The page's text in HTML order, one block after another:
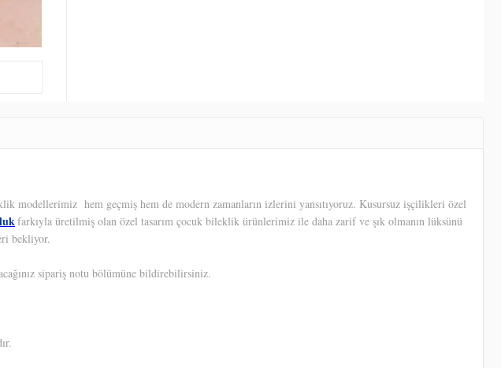
modellerimiz hem geçmiş hem de modern zamanların izlerini yansıtıyoruz. Kusursuz işçilikleri özel
farkıyla üretilmiş olan özel tasarım çocuk bileklik ürünlerimiz ile daha zarif ve şık olmanın lüksünü
bekliyor.
sipariş notu bölümüne bildirebilirsiniz.